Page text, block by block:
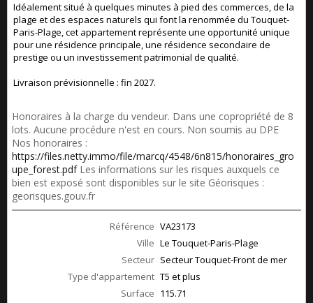
Idéalement situé à quelques minutes à pied des commerces, de la
plage et des espaces naturels qui font la renommée du Touquet-
Paris-Plage, cet appartement représente une opportunité unique
pour une résidence principale, une résidence secondaire de
prestige ou un investissement patrimonial de qualité.
Livraison prévisionnelle : fin 2027.
Honoraires à la charge du vendeur. Dans une copropriété de 8
lots. Aucune procédure n'est en cours. Non soumis au DPE
Nos honoraires :
https://files.netty.immo/file/marcq/4548/6n815/honoraires_gro
upe_forest.pdfLes informations sur les risques auxquels ce
bien est exposé sont disponibles sur le site Géorisques :
georisques.gouv.fr
Référence VA23173
Ville Le Touquet-Paris-Plage
Secteur Secteur Touquet-Front de mer
Type d'appartement T5 et plus
Surface 115.71